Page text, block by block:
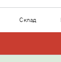
Склад